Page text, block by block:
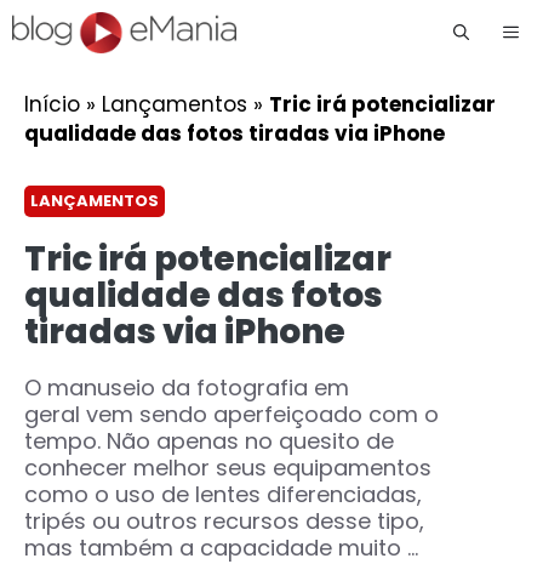
Início » Lançamentos » Tric irá potencializar
qualidade das fotos tiradas via iPhone
LANÇAMENTOS
Tric irá potencializar
qualidade das fotos
tiradas via iPhone
O manuseio da fotografia em
geral vem sendo aperfeiçoado com o
tempo. Não apenas no quesito de
conhecer melhor seus equipamentos
como o uso de lentes diferenciadas,
tripés ou outros recursos desse tipo,
mas também a capacidade muito ...